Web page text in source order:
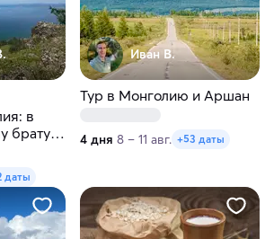
в
брату
даты
Иван В.
Тур в Монголию и Аршан
4 дня 8 – 11 авг. +53 даты